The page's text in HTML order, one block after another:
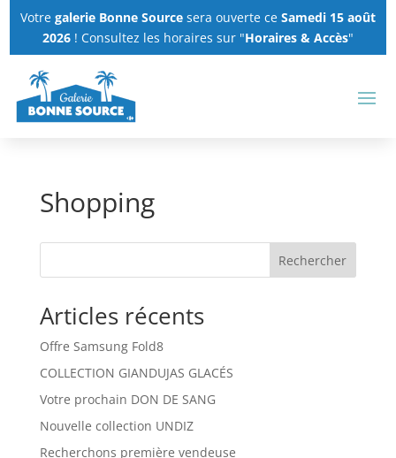
Panneau de gestion des cookies
Votre galerie Bonne Source sera ouverte ce Samedi 15 août
2026 ! Consultez les horaires sur "Horaires & Accès"
Shopping
Rechercher
Articles récents
Offre Samsung Fold8
COLLECTION GIANDUJAS GLACÉS
Votre prochain DON DE SANG
Nouvelle collection UNDIZ
Recherchons première vendeuse